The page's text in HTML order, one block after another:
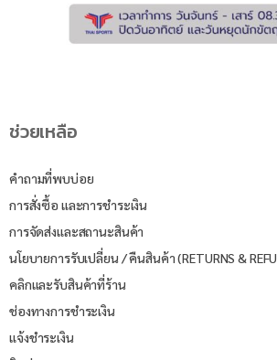
ช่วยเหลือ
คำถามที่พบบ่อย
การสั่งซื้อ และการชำระเงิน
การจัดส่งและสถานะสินค้า
นโยบายการรับเปลี่ยน / คืนสินค้า (RETURNS &
คลิกและรับสินค้าที่ร้าน
ช่องทางการชำระเงิน
แจ้งชำระเงิน